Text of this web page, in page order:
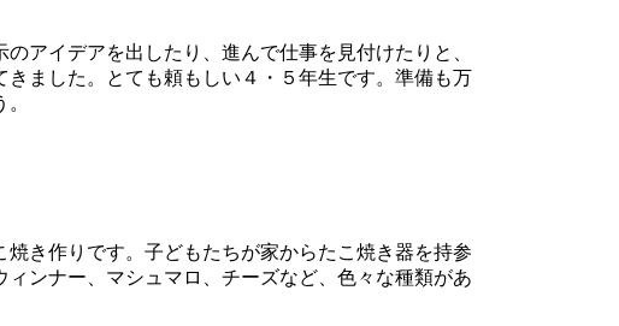
アイデアを出したり、進んで仕事を見付けたりと、
ました。とても頼もしい４・５年生です。準備も万
き作りです。子どもたちが家からたこ焼き器を持参
ンナー、マシュマロ、チーズなど、色々な種類があ